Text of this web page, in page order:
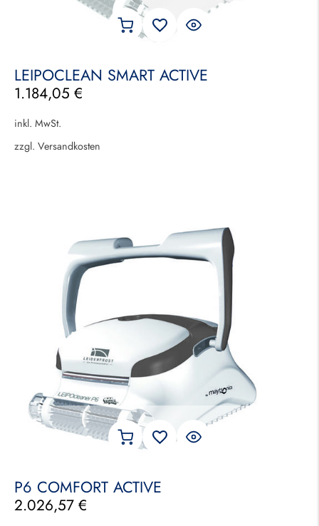
LEIPOCLEAN SMART ACTIVE
1.184,05 €
inkl. MwSt.
zzgl. Versandkosten
P6 COMFORT ACTIVE
2.026,57 €